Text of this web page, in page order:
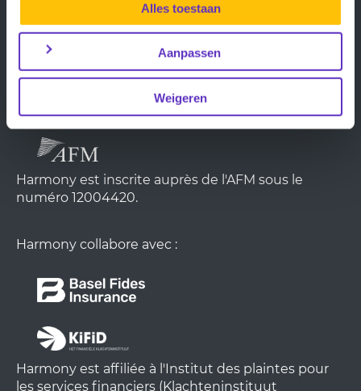
Alles toestaan
Aanpassen
Weigeren
Bureau administratif:
Harmony Service Center B.V.
Admiraliteitskade 62
Chambre de Commerce: 24326348
Harmony est inscrite auprès de l'AFM sous le
numéro 12004420.
Harmony collabore avec :
Harmony est affiliée à l'Institut des plaintes pour
les services financiers (Klachteninstituut